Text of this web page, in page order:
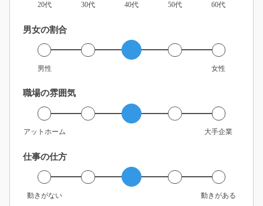
20代 30代 40代 50代 60代
男女の割合
男性 女性
職場の雰囲気
アットホーム 大手企業
仕事の仕方
動きがない 動きがある